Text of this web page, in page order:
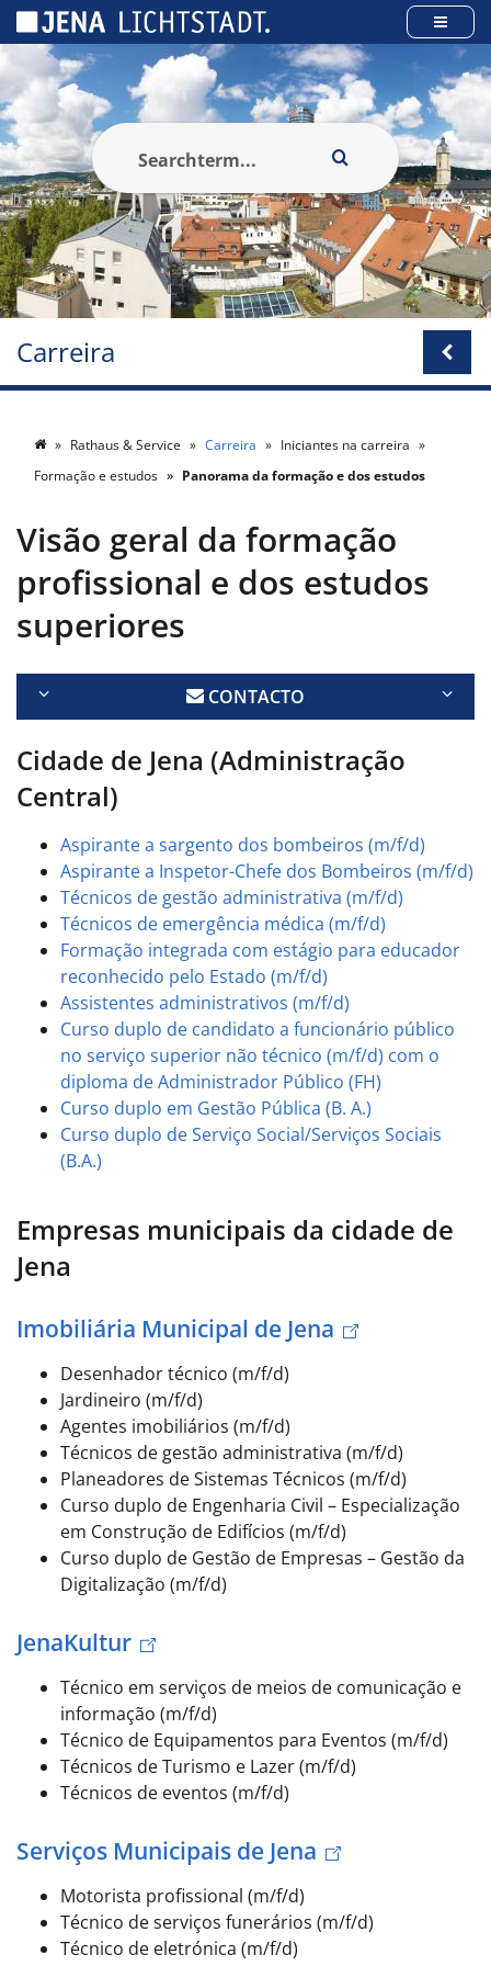
Carreira
Rathaus & Service Carreira
Iniciantes na carreira
Formação e estudos
Panorama da formação e dos estudos
Visão geral da formação
profissional e dos estudos
superiores
CONTACTO
Cidade de Jena (Administração
Central)
Aspirante a sargento dos bombeiros (m/f/d)
Aspirante a Inspetor-Chefe dos Bombeiros (m/f/d)
Técnicos de gestão administrativa (m/f/d)
Técnicos de emergência médica (m/f/d)
Formação integrada com estágio para educador
reconhecido pelo Estado (m/f/d)
Assistentes administrativos (m/f/d)
Curso duplo de candidato a funcionário público
no serviço superior não técnico (m/f/d) com o
diploma de Administrador Público (FH)
Curso duplo em Gestão Pública (B. A.)
Curso duplo de Serviço Social/Serviços Sociais
(B.A.)
Empresas municipais da cidade de
Jena
Imobiliária Municipal de Jena
Desenhador técnico (m/f/d)
Jardineiro (m/f/d)
Agentes imobiliários (m/f/d)
Técnicos de gestão administrativa (m/f/d)
Planeadores de Sistemas Técnicos (m/f/d)
Curso duplo de Engenharia Civil – Especialização
em Construção de Edifícios (m/f/d)
Curso duplo de Gestão de Empresas – Gestão da
Digitalização (m/f/d)
JenaKultur
Técnico em serviços de meios de comunicação e
informação (m/f/d)
Técnico de Equipamentos para Eventos (m/f/d)
Técnicos de Turismo e Lazer (m/f/d)
Técnicos de eventos (m/f/d)
Serviços Municipais de Jena
Motorista profissional (m/f/d)
Técnico de serviços funerários (m/f/d)
Técnico de eletrónica (m/f/d)
Cookies management panel